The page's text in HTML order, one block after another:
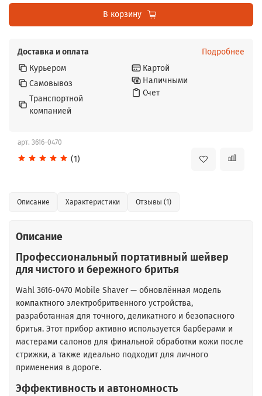
арт. 3616-0470
(1)
В корзину
Доставка и оплата
Подробнее
Курьером
Самовывоз
Транспортной
компанией
Картой
Наличными
Счет
Описание Характеристики Отзывы (1)
Описание
Профессиональный портативный шейвер
для чистого и бережного бритья
Wahl 3616-0470 Mobile Shaver — обновлённая модель
компактного электробритвенного устройства,
разработанная для точного, деликатного и безопасного
бритья. Этот прибор активно используется барберами и
мастерами салонов для финальной обработки кожи после
стрижки, а также идеально подходит для личного
применения в дороге.
Эффективность и автономность